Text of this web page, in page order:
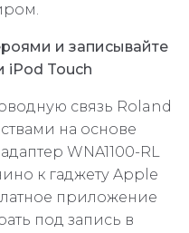
и записывайте
iPod Touch
связь Roland
на основе
WNA1100-RL
к гаджету Apple
приложение
под запись в